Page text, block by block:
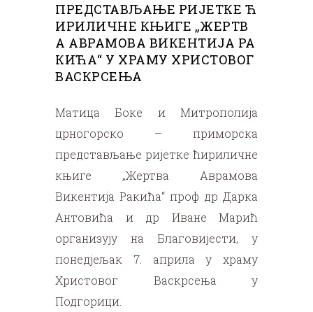
ПРЕДСТАВЉАЊЕ РИЈЕТКЕ Ћ
ИРИЛИЧНЕ КЊИГЕ „ЖЕРТВ
А АВРАМОВА ВИКЕНТИЈА РА
КИЋА“ У ХРАМУ ХРИСТОВОГ
ВАСКРСЕЊА
Матица Боке и Митрополија
црногорско – приморска
представљање ријетке ћириличне
књиге „Жертва Аврамова
Викентија Ракића“ проф др Дарка
Антовића и др Иване Марић
организују на Благовијести, у
понедјељак 7. априла у храму
Христовог Васкрсења у
Подгорици.